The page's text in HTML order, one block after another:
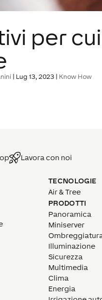
per
Lug 13, 2023 Know How
Lavora con noi
TECNOLOGIE
Air & Tree
PRODOTTI
Panoramica
Miniserver
Illuminazione
Sicurezza
Multimedia
Clima
Energia